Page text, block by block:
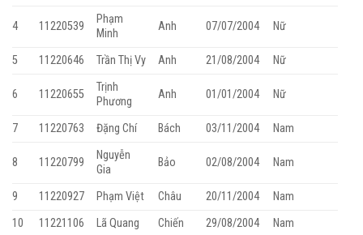
4 11220539
Phạm
Minh
Anh 07/07/2004 Nữ
5 11220646 Trần Thị Vy Anh 21/08/2004 Nữ
6 11220655
Trịnh
Phương
Anh 01/01/2004 Nữ
7 11220763 Đặng Chí Bách 03/11/2004 Nam
8 11220799
Nguyễn
Gia
Bảo 02/08/2004 Nam
9 11220927 Phạm Việt Châu 20/11/2004
Nam
10
11221106 Lã Quang Chiến 29/08/2004 Nam